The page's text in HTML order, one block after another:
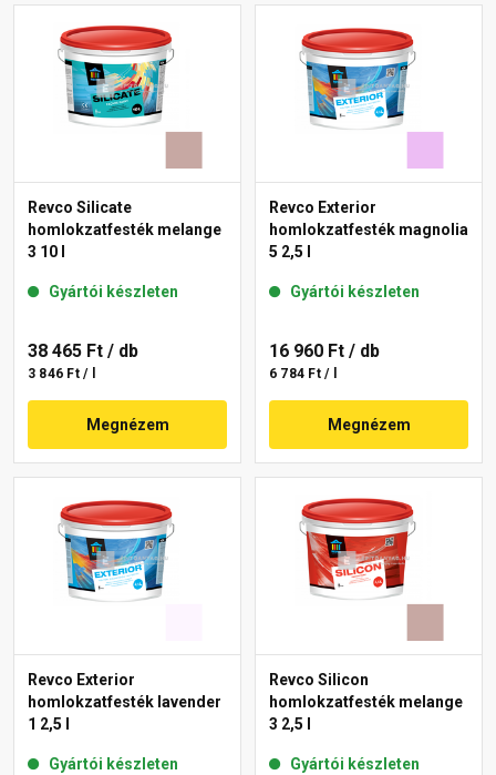
Revco Silicate
homlokzatfesték melange
3 10 l
Gyártói készleten
38 465 Ft / db
3 846 Ft / l
Megnézem
Revco Exterior
homlokzatfesték magnolia
5 2,5 l
Gyártói készleten
16 960 Ft / db
6 784 Ft / l
Megnézem
Revco Exterior
homlokzatfesték lavender
1 2,5 l
Gyártói készleten
Revco Silicon
homlokzatfesték melange
3 2,5 l
Gyártói készleten